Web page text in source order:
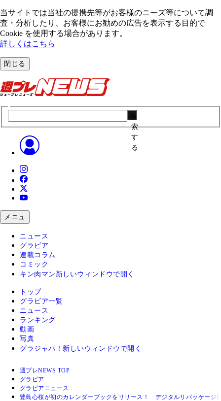
当サイトでは当社の提携先等がお客様のニーズ等について調
査・分析したり、お客様にお勧めの広告を表⽰する⽬的で
Cookie を使⽤する場合があります。
詳しくはこちら
閉じる
索
す
る
メニュ
ニュース
グラビア
連載コラム
コミック
キン肉マン 新しいウィンドウで開く
トップ
グラビア一覧
ニュース
ランキング
動画
写真
グラジャパ！ 新しいウィンドウで開く
週プレNEWS TOP
グラビア
グラビアニュース
豊島心桜が初のカレンダーブックをリリース！ デジタルリパッケージ